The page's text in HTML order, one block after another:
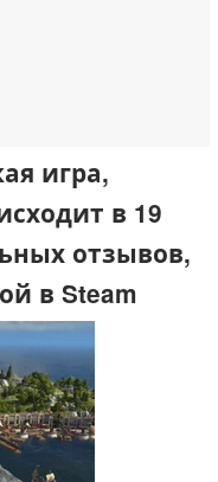
игра,
в 19
отзывов,
в Steam